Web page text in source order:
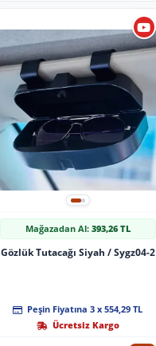
Mağazadan Al: 393,26 TL
Gözlük Tutacağı Siyah / Sygz04-2
Peşin Fiyatına 3 x 554,29 TL
Ücretsiz Kargo